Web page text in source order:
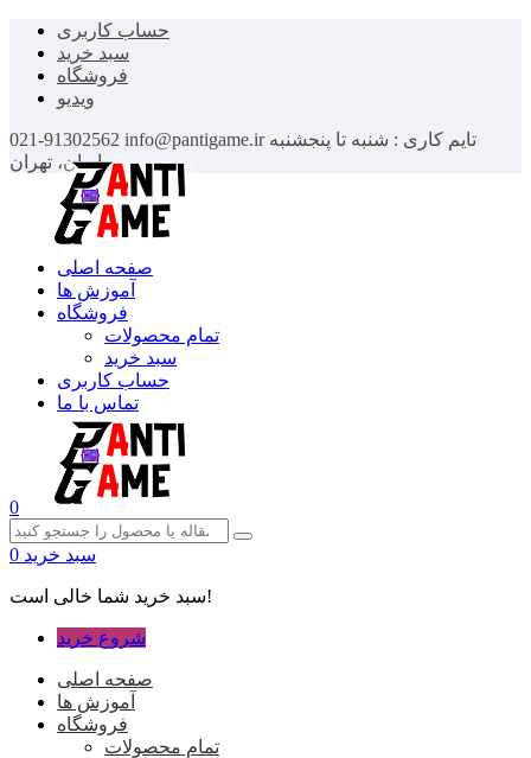
حساب کاربری
سبد خرید
فروشگاه
ویدیو
021-91302562 info@pantigame.ir تایم کاری : شنبه تا پنجشنبه
ایران، تهران
صفحه اصلی
آموزش ها
فروشگاه
تمام محصولات
سبد خرید
حساب کاربری
تماس با ما
0
سبد خرید 0
سبد خرید شما خالی است!
شروع خرید
صفحه اصلی
آموزش ها
فروشگاه
تمام محصولات